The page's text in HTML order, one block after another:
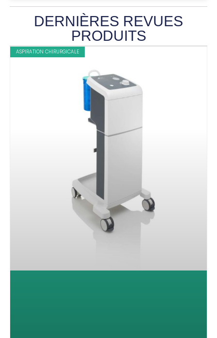
DERNIÈRES REVUES
PRODUITS
ASPIRATION CHIRURGICALE